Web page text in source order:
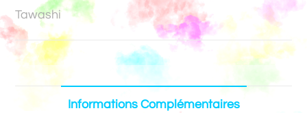
Tawashi
Informations Complémentaires